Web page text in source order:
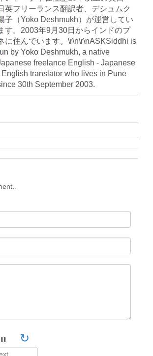
英フリーランス翻訳者、デシュムク
子（Yoko Deshmukh）が運営してい
す。2003年9月30日からインドのプ
に住んでいます。\r\n\r\nASKSiddhi is
by Yoko Deshmukh, a native
freelance English - Japanese
English translator who lives in Pune
30th September 2003.
↻